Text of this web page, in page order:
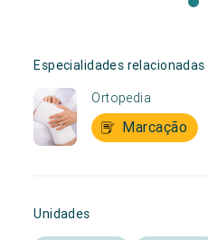
Especialidades relacionadas
Ortopedia
Marcação
Unidades